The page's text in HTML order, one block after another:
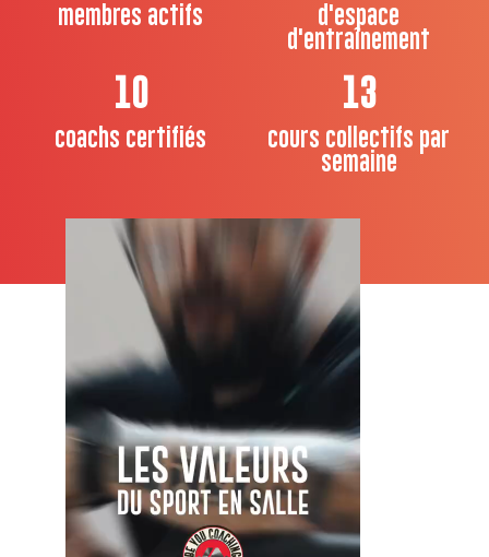
membres actifs d'espace
d'entraînement
10
coachs certifiés
13
cours collectifs par
semaine